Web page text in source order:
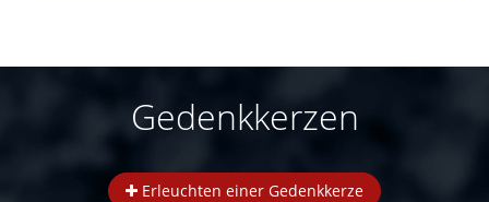
Gedenkkerzen
Erleuchten einer Gedenkkerze